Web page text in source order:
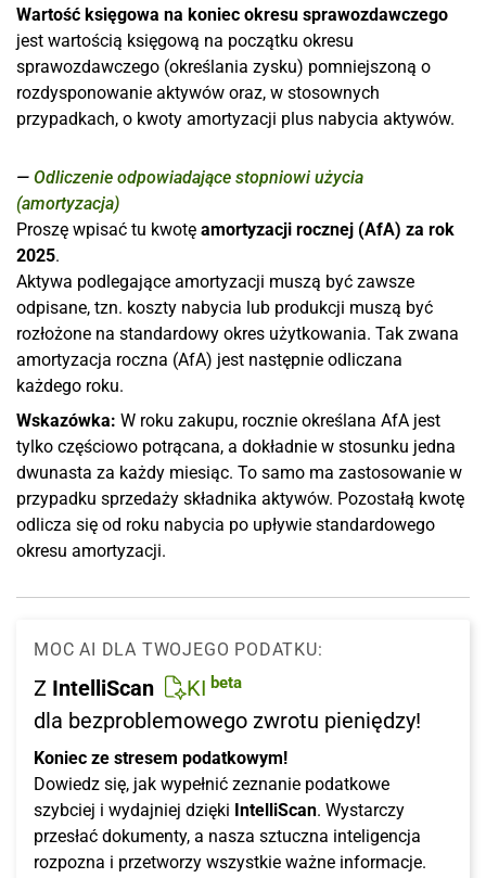
Wartość księgowa na koniec okresu sprawozdawczego
jest wartością księgową na początku okresu
sprawozdawczego (określania zysku) pomniejszoną o
rozdysponowanie aktywów oraz, w stosownych
przypadkach, o kwoty amortyzacji plus nabycia aktywów.
Odliczenie odpowiadające stopniowi użycia
(amortyzacja)
Proszę wpisać tu kwotę amortyzacji rocznej (AfA) za rok
2025.
Aktywa podlegające amortyzacji muszą być zawsze
odpisane, tzn. koszty nabycia lub produkcji muszą być
rozłożone na standardowy okres użytkowania. Tak zwana
amortyzacja roczna (AfA) jest następnie odliczana
każdego roku.
Wskazówka: W roku zakupu, rocznie określana AfA jest
tylko częściowo potrącana, a dokładnie w stosunku jedna
dwunasta za każdy miesiąc. To samo ma zastosowanie w
przypadku sprzedaży składnika aktywów. Pozostałą kwotę
odlicza się od roku nabycia po upływie standardowego
okresu amortyzacji.
MOC AI DLA TWOJEGO PODATKU:
Z IntelliScan KI beta
dla bezproblemowego zwrotu pieniędzy!
Koniec ze stresem podatkowym!
Dowiedz się, jak wypełnić zeznanie podatkowe
szybciej i wydajniej dzięki IntelliScan. Wystarczy
przesłać dokumenty, a nasza sztuczna inteligencja
rozpozna i przetworzy wszystkie ważne informacje.